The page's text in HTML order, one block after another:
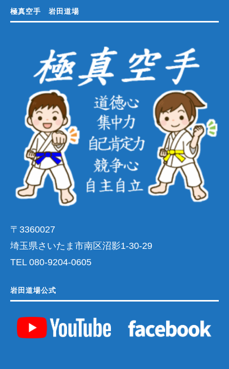
極真空手 岩田道場
〒3360027
埼玉県さいたま市南区沼影1-30-29
TEL 080-9204-0605
岩田道場公式